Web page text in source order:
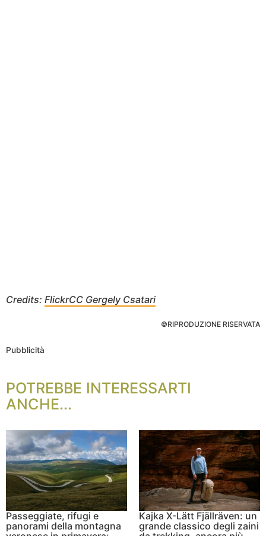
Credits: FlickrCC Gergely Csatari
©RIPRODUZIONE RISERVATA
Pubblicità
POTREBBE INTERESSARTI
ANCHE...
Passeggiate, rifugi e
panorami della montagna
Kajka X-Lätt Fjällräven: un
grande classico degli zaini